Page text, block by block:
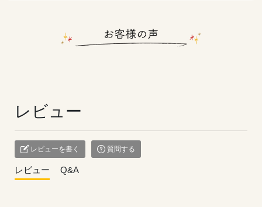
レビュー
レビューを書く 質問する
レビュー Q&A